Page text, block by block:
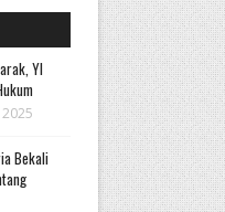
YI
Bekali